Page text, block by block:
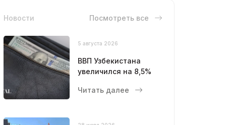
Новости Посмотреть все
5 августа 2026
ВВП Узбекистана
увеличился на 8,5%
Читать далее